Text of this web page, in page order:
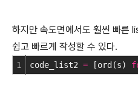
하지만 속도면에서도 훨씬 빠
쉽고 빠르게 작성할 수 있다.
1 code_list2 = [ord(s)